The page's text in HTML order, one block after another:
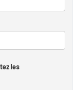
les